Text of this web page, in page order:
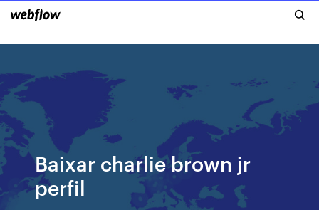
Baixar charlie brown jr
perfil